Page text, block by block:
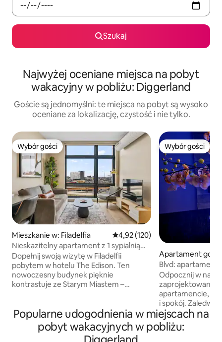
Szukaj
Najwyżej oceniane miejsca na pobyt
wakacyjny w pobliżu: Diggerland
Goście są jednomyślni: te miejsca na pobyt są wysoko
oceniane za lokalizację, czystość i nie tylko.
Wybór gości
Wybór gości
Mieszkanie w: Filadelfia Średnia ocena: 4,92 na 5, liczba
4,92 (120)
Nieskazitelny apartament z 1 sypialnią
i tarasem na dachu | Stare Miasto | Widok
premium
Dopełnij swoją wizytę w Filadelfii
pobytem w hotelu The Edison. Ten
nowoczesny budynek pięknie
kontrastuje ze Starym Miastem –
najlepsze restauracje, sklepy,
Independence Hall, Dzwon Wolności,
Race Street Pier i inne atrakcje! Tylko
Wybór gości
Wybór gości
Apartament
nslow Township
Blvd: apartament
Odpocznij w
apartamencie,
i spokój.
i sklepów, a
Prywatne
połączony z
Popularne udogodnienia w miejscach na
pobyt wakacyjnych w pobliżu: